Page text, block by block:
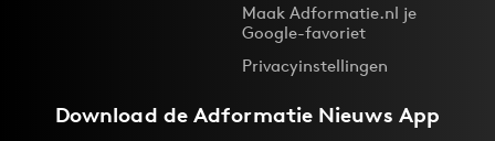
Maak Adformatie.nl je
Google-favoriet
Privacyinstellingen
Download deAdformatie Nieuws App